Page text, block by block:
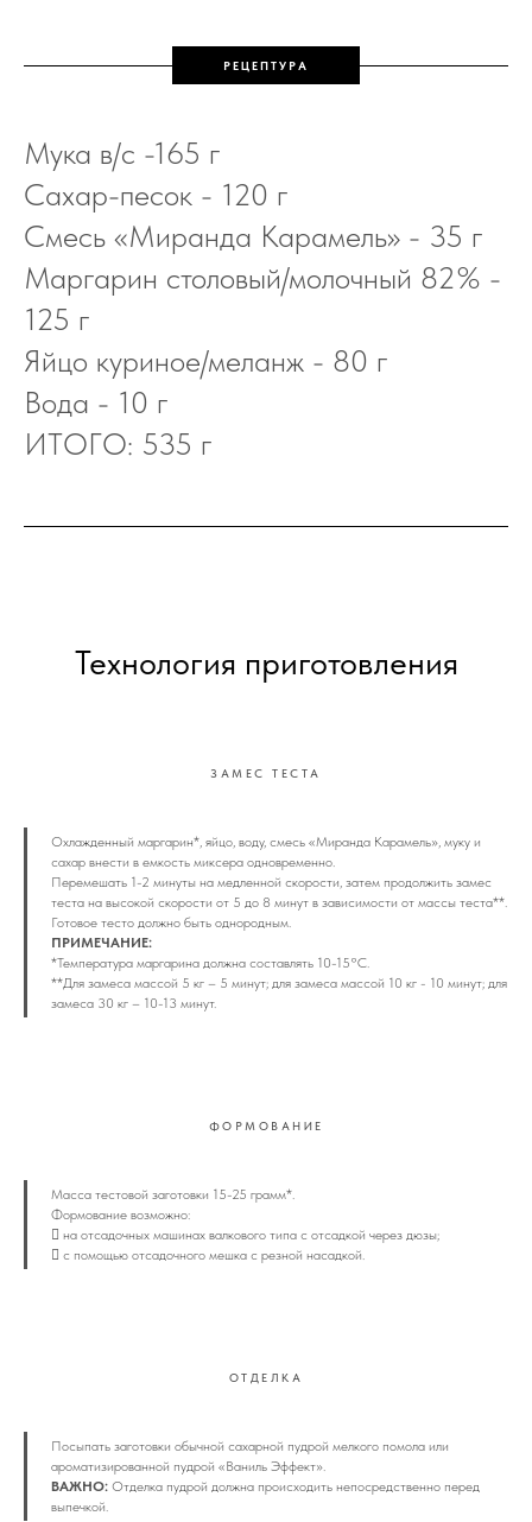
РЕЦЕПТУРА
Мука в/с -165 г
Сахар-песок - 120 г
Смесь «Миранда Карамель» - 35 г
Маргарин столовый/молочный 82% -
125 г
Яйцо куриное/меланж - 80 г
Вода - 10 г
ИТОГО: 535 г
Технология приготовления
ЗАМЕС ТЕСТА
Охлажденный маргарин*, яйцо, воду, смесь «Миранда Карамель», муку и
сахар внести в емкость миксера одновременно.
Перемешать 1-2 минуты на медленной скорости, затем продолжить замес
теста на высокой скорости от 5 до 8 минут в зависимости от массы теста**.
Готовое тесто должно быть однородным.
ПРИМЕЧАНИЕ:
*Температура маргарина должна составлять 10-15°С.
**Для замеса массой 5 кг – 5 минут; для замеса массой 10 кг - 10 минут; для
замеса 30 кг – 10-13 минут.
ФОРМОВАНИЕ
Масса тестовой заготовки 15-25 грамм*.
Формование возможно:
 на отсадочных машинах валкового типа с отсадкой через дюзы;
 с помощью отсадочного мешка с резной насадкой.
ОТДЕЛКА
Посыпать заготовки обычной сахарной пудрой мелкого помола или
ароматизированной пудрой «Ваниль Эффект».
ВАЖНО: Отделка пудрой должна происходить непосредственно перед
выпечкой.